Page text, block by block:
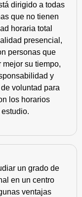
dirigido a todas
que no tienen
horaria total
presencial,
personas que
su tiempo,
y
voluntad para
los horarios
un grado de
en un centro
ventajas